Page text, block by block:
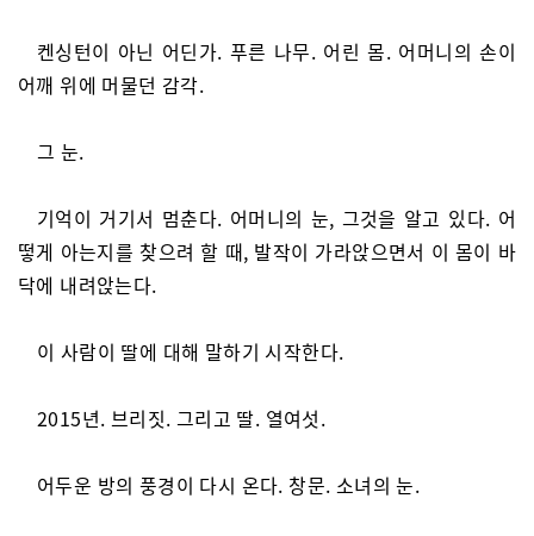
켄싱턴이 아닌 어딘가. 푸른 나무. 어린 몸. 어머니의 손이
어깨 위에 머물던 감각.
그 눈.
기억이 거기서 멈춘다. 어머니의 눈, 그것을 알고 있다. 어
떻게 아는지를 찾으려 할 때, 발작이 가라앉으면서 이 몸이 바
닥에 내려앉는다.
이 사람이 딸에 대해 말하기 시작한다.
2015년. 브리짓. 그리고 딸. 열여섯.
어두운 방의 풍경이 다시 온다. 창문. 소녀의 눈.